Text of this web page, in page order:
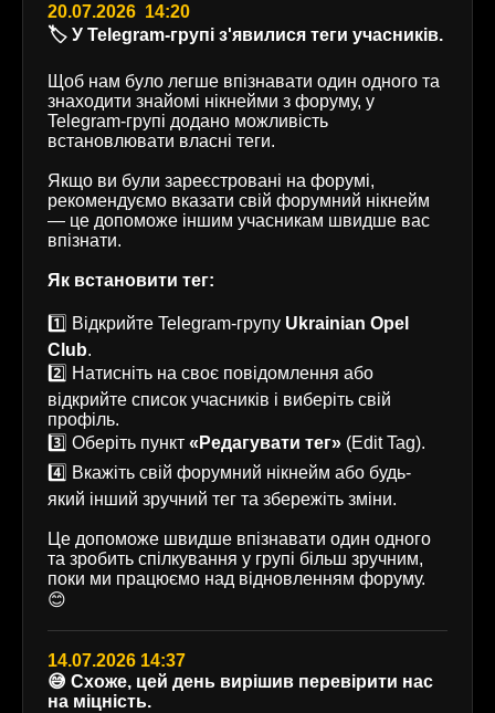
20.07.2026 14:20
🏷️ У Telegram-групі з'явилися теги учасників.
Щоб нам було легше впізнавати один одного та
знаходити знайомі нікнейми з форуму, у
Telegram-групі додано можливість
встановлювати власні теги.
Якщо ви були зареєстровані на форумі,
рекомендуємо вказати свій форумний нікнейм
— це допоможе іншим учасникам швидше вас
впізнати.
Як встановити тег:
1️⃣ Відкрийте Telegram-групу Ukrainian Opel
Club.
2️⃣ Натисніть на своє повідомлення або
відкрийте список учасників і виберіть свій
профіль.
3️⃣ Оберіть пункт «Редагувати тег» (Edit Tag).
4️⃣ Вкажіть свій форумний нікнейм або будь-
який інший зручний тег та збережіть зміни.
Це допоможе швидше впізнавати один одного
та зробить спілкування у групі більш зручним,
поки ми працюємо над відновленням форуму.
😊
14.07.2026 14:37
😅 Схоже, цей день вирішив перевірити нас
на міцність.